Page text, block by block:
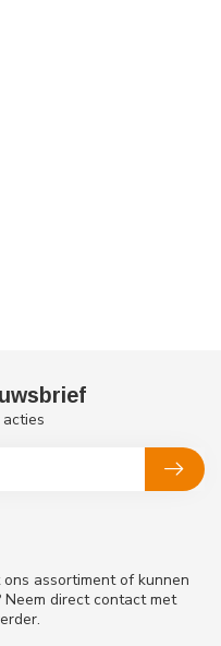
assortiment of kunnen
direct contact met